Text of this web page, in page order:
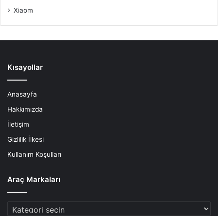
Xiaom
Kısayollar
Anasayfa
Hakkımızda
İletişim
Gizlilik İlkesi
Kullanım Koşulları
Araç Markaları
Araç